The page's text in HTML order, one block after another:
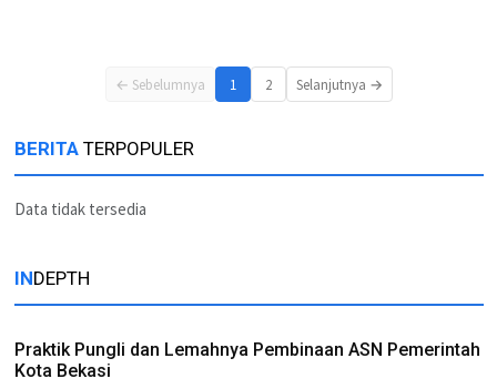
← Sebelumnya 1 2 Selanjutnya →
BERITA TERPOPULER
Data tidak tersedia
INDEPTH
Praktik Pungli dan Lemahnya Pembinaan ASN Pemerintah
Kota Bekasi